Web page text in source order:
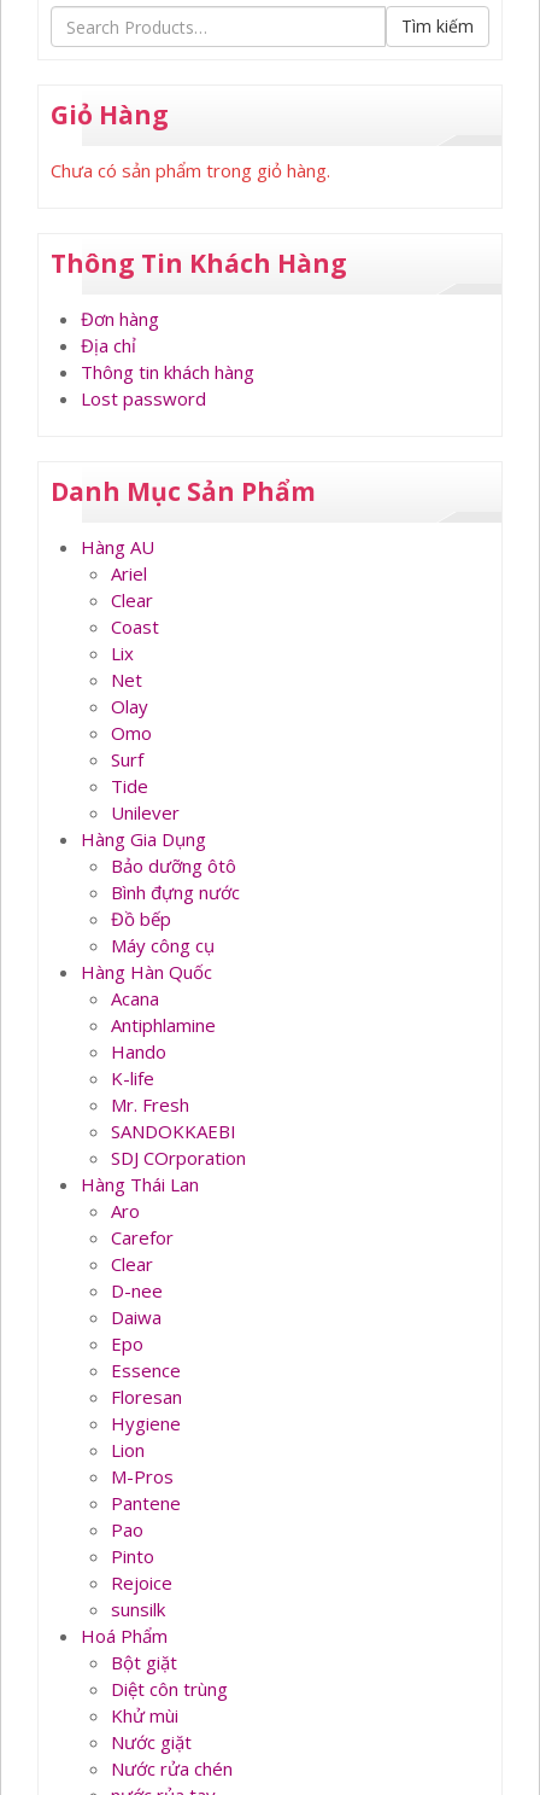
Tìm kiếm
Giỏ Hàng
Chưa có sản phẩm trong giỏ hàng.
Thông Tin Khách Hàng
Đơn hàng
Địa chỉ
Thông tin khách hàng
Lost password
Danh Mục Sản Phẩm
Hàng AU
Ariel
Clear
Coast
Lix
Net
Olay
Omo
Surf
Tide
Unilever
Hàng Gia Dụng
Bảo dưỡng ôtô
Bình đựng nước
Đồ bếp
Máy công cụ
Hàng Hàn Quốc
Acana
Antiphlamine
Hando
K-life
Mr. Fresh
SANDOKKAEBI
SDJ COrporation
Hàng Thái Lan
Aro
Carefor
Clear
D-nee
Daiwa
Epo
Essence
Floresan
Hygiene
Lion
M-Pros
Pantene
Pao
Pinto
Rejoice
sunsilk
Hoá Phẩm
Bột giặt
Diệt côn trùng
Khử mùi
Nước giặt
Nước rửa chén